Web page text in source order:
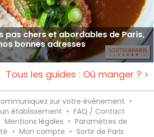
pas chers et abordables de Paris,
bonnes adresses
Tous les guides : Où manger ? >
sur votre événement •
établissement • FAQ / Contact
Mentions légales • Paramètres de
• Mon compte • Sortir de Paris